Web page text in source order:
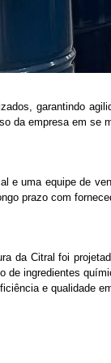
garantindo
da empresa em se
e uma equipe de
prazo com
da Citral foi
de ingredientes
e qualidade